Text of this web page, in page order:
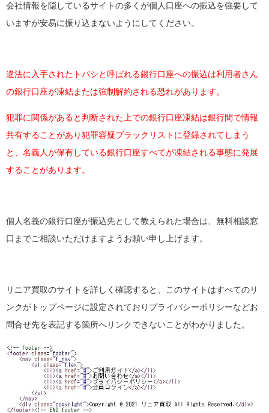
会社情報を隠しているサイトの多くが個人口座への振込を強要して
いますが安易に振り込まないようにしてください。
違法に入手されたトバシと呼ばれる銀行口座への振込は利用者さん
の銀行口座が凍結または強制解約される恐れがあります。
犯罪に関係があると判断された上での銀行口座凍結は銀行間で情報
共有することがあり犯罪容疑ブラックリストに登録されてしまう
と、名義人が保有している銀行口座すべてが凍結される事態に発展
することがあります。
個人名義の銀行口座が振込先として教えられた場合は、無料相談窓
口までご相談いただけますようお願い申し上げます。
リニア買取のサイトを詳しく確認すると、このサイトはすべてのリ
ンクがトップページに設定されておりプライバシーポリシーなどお
問合せ先を表記する箇所へリンクできないことがわかりました。